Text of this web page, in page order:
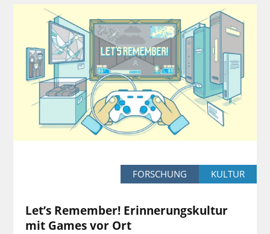
FORSCHUNG KULTUR
Let’s Remember! Erinnerungskultur
mit Games vor Ort